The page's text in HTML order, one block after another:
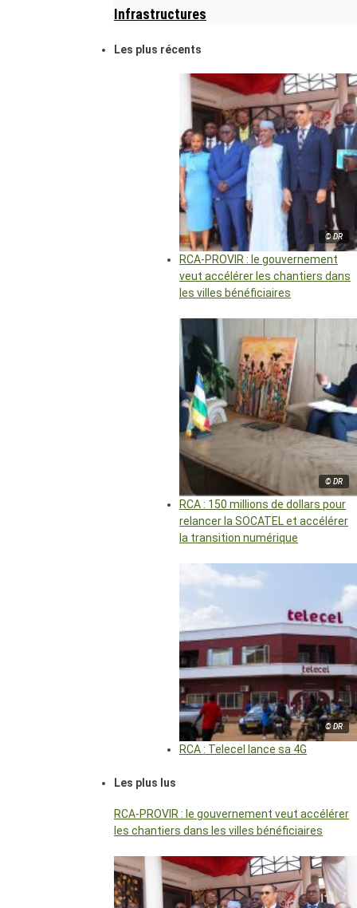
Infrastructures
Les plus récents
© DR
RCA-PROVIR : le gouvernement
veut accélérer les chantiers dans
les villes bénéficiaires
© DR
RCA : 150 millions de dollars pour
relancer la SOCATEL et accélérer
la transition numérique
© DR
RCA : Telecel lance sa 4G
Les plus lus
RCA-PROVIR : le gouvernement veut accélérer
les chantiers dans les villes bénéficiaires